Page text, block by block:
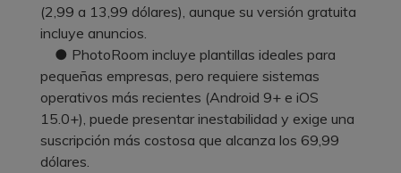
(2,99 a 13,99 dólares), aunque su versión gratuita
incluye anuncios.
● PhotoRoom incluye plantillas ideales para
pequeñas empresas, pero requiere sistemas
operativos más recientes (Android 9+ e iOS
15.0+), puede presentar inestabilidad y exige una
suscripción más costosa que alcanza los 69,99
dólares.